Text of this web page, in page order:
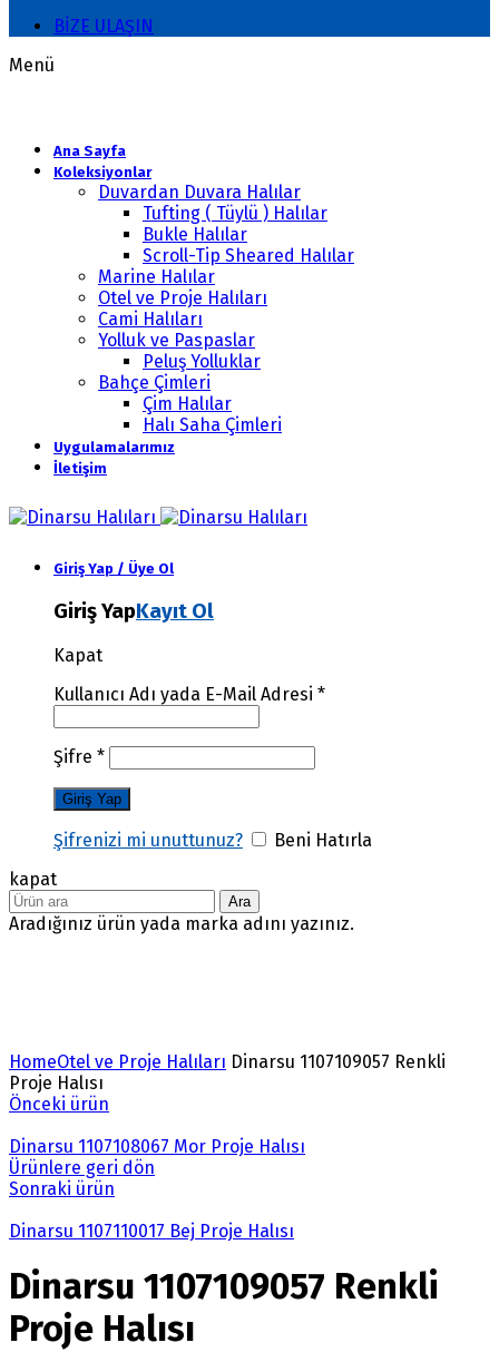
BİZE ULAŞIN
Menü
Ana Sayfa
Koleksiyonlar
Duvardan Duvara Halılar
Tufting ( Tüylü ) Halılar
Bukle Halılar
Scroll-Tip Sheared Halılar
Marine Halılar
Otel ve Proje Halıları
Cami Halıları
Yolluk ve Paspaslar
Peluş Yolluklar
Bahçe Çimleri
Çim Halılar
Halı Saha Çimleri
Uygulamalarımız
İletişim
Giriş Yap / Üye Ol
Giriş YapKayıt Ol
Kapat
Kullanıcı Adı yada E-Mail Adresi *
Şifre *
Şifrenizi mi unuttunuz?
Beni Hatırla
kapat
Ara
Aradığınız ürün yada marka adını yazınız.
HomeOtel ve Proje Halıları Dinarsu 1107109057 Renkli
Proje Halısı
Önceki ürün
Dinarsu 1107108067 Mor Proje Halısı
Ürünlere geri dön
Sonraki ürün
Dinarsu 1107110017 Bej Proje Halısı
Dinarsu 1107109057 Renkli
Proje Halısı